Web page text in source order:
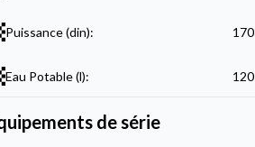
Puissance (din): 170
Eau Potable (l): 120
de série